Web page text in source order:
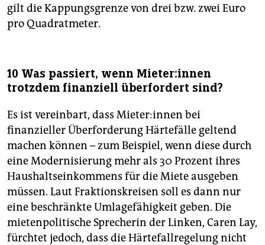
gilt die Kappungsgrenze von drei bzw. zwei Euro
pro Quadratmeter.
10 Was passiert, wenn Mie­te­r:in­nen
trotzdem finanziell überfordert sind?
Es ist vereinbart, dass Mie­te­r:in­nen bei
finanzieller Überforderung Härtefälle geltend
machen können – zum Beispiel, wenn diese durch
eine Modernisierung mehr als 30 Prozent ihres
Haushaltseinkommens für die Miete ausgeben
müssen. Laut Fraktionskreisen soll es dann nur
eine beschränkte Umlagefähigkeit geben. Die
mietenpolitische Sprecherin der Linken, Caren Lay,
fürchtet jedoch, dass die Härtefallregelung nicht